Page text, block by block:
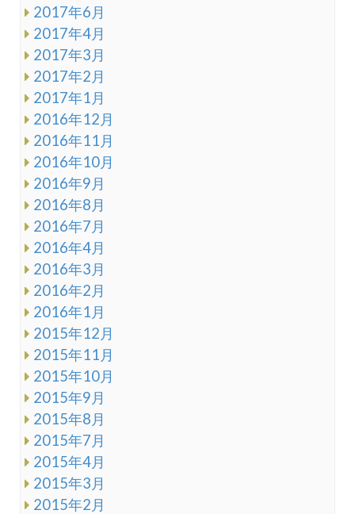
2017年6月
2017年4月
2017年3月
2017年2月
2017年1月
2016年12月
2016年11月
2016年10月
2016年9月
2016年8月
2016年7月
2016年4月
2016年3月
2016年2月
2016年1月
2015年12月
2015年11月
2015年10月
2015年9月
2015年8月
2015年7月
2015年4月
2015年3月
2015年2月